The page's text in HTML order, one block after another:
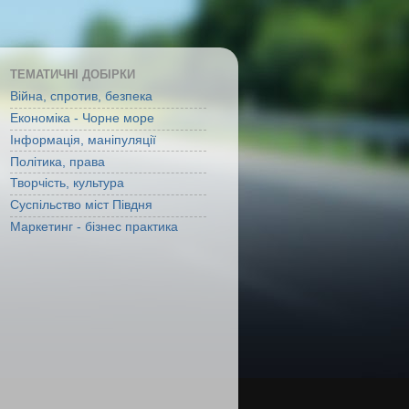
ТЕМАТИЧНІ ДОБІРКИ
Війна, спротив, безпека
Економіка - Чорне море
Інформація, маніпуляції
Політика, права
Творчість, культура
Суспільство міст Півдня
Маркетинг - бізнес практика